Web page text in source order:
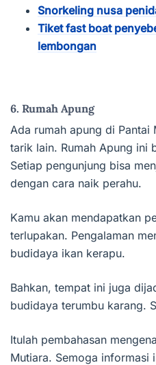
Snorkeling nusa
Tiket fast boat
lembongan
6. Rumah Apung
Ada rumah apung di Pantai
tarik lain. Rumah Apung ini
Setiap pengunjung bisa
dengan cara naik perahu.
Kamu akan mendapatkan
terlupakan. Pengalaman
budidaya ikan kerapu.
Bahkan, tempat ini juga
budidaya terumbu karang.
Itulah pembahasan
Mutiara. Semoga informasi